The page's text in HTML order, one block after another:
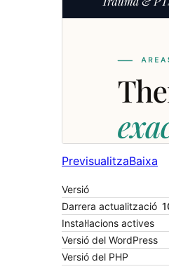
PrevisualitzaBaixa
Versió
Darrera actualització
Instal·lacions actives
Versió del WordPress
Versió del PHP